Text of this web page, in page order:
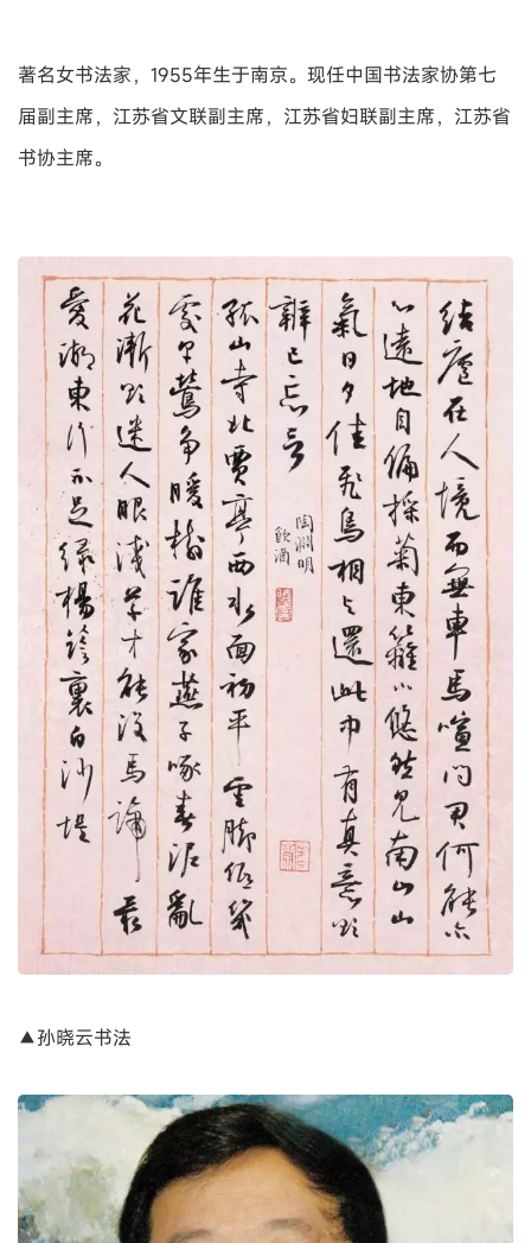
著名女书法家，1955年生于南京。现任中国书法家协第七
届副主席，江苏省文联副主席，江苏省妇联副主席，江苏省
书协主席。
▲孙晓云书法